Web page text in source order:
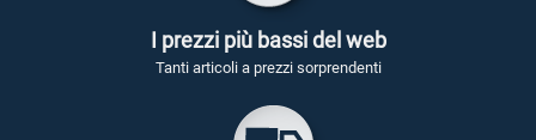
I prezzi più bassi del web
Tanti articoli a prezzi sorprendenti